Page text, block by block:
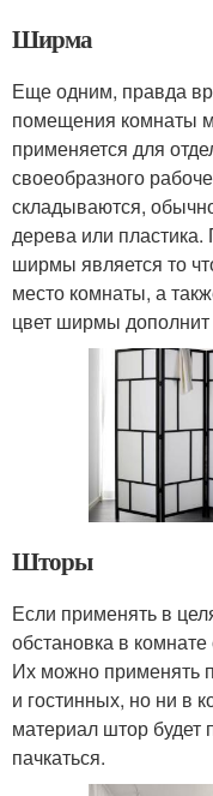
Ширма
Еще одним, правда
помещения комнаты
применяется для
своеобразного
складываются,
дерева или
ширмы является то
место комнаты, а
цвет ширмы
Шторы
Если применять в
обстановка в
Их можно применять
и гостинных, но ни в
материал штор будет
пачкаться.